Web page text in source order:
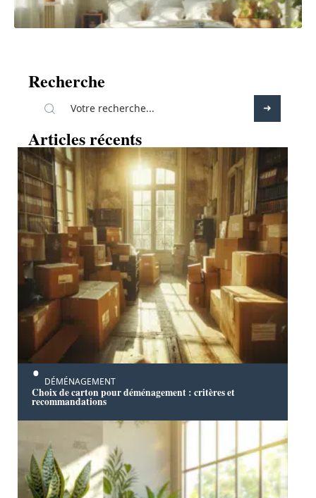
Recherche
Articles récents
DÉMÉNAGEMENT
Choix de carton pour déménagement : critères et
recommandations